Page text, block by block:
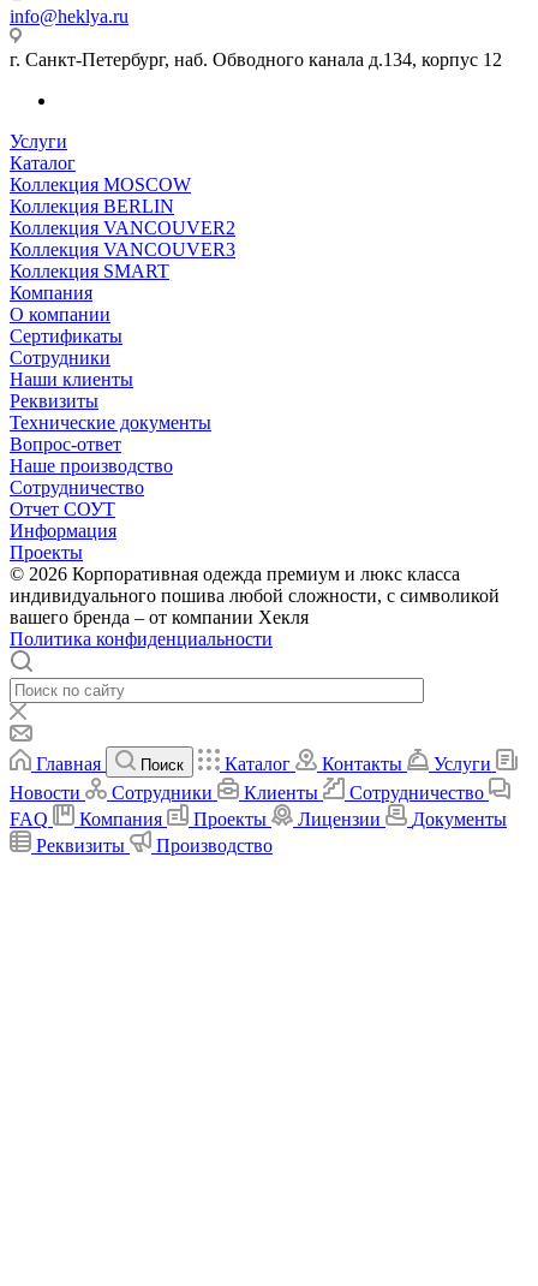
info@heklya.ru
г. Санкт-Петербург, наб. Обводного канала д.134, корпус 12
Услуги
Каталог
Коллекция MOSCOW
Коллекция BERLIN
Коллекция VANCOUVER2
Коллекция VANCOUVER3
Коллекция SMART
Компания
О компании
Сертификаты
Сотрудники
Наши клиенты
Реквизиты
Технические документы
Вопрос-ответ
Наше производство
Сотрудничество
Отчет СОУТ
Информация
Проекты
© 2026 Корпоративная одежда премиум и люкс класса
индивидуального пошива любой сложности, с символикой
вашего бренда – от компании Хекля
Политика конфиденциальности
Главная Поиск Каталог Контакты
Услуги
Новости
Сотрудники Клиенты
Сотрудничество
FAQ
Компания Проекты Лицензии
Документы
Реквизиты
Производство